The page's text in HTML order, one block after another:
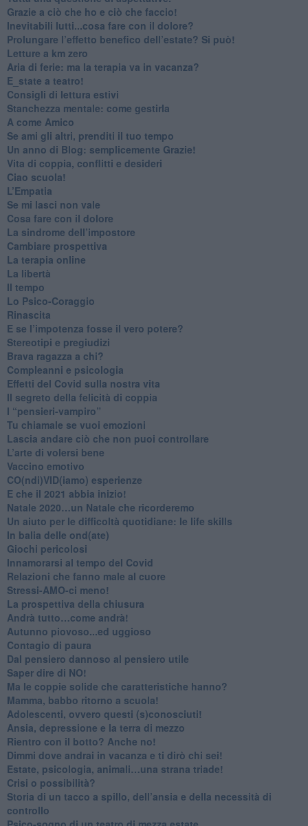
​Grazie a ciò che ho e ciò che faccio!
​Inevitabili lutti...cosa fare con il dolore?
Prolungare l’effetto benefico dell’estate? Si può!
​Letture a km zero
​Aria di ferie: ma la terapia va in vacanza?
​E_state a teatro!
​Consigli di lettura estivi
​Stanchezza mentale: come gestirla
​A come Amico
​Se ami gli altri, prenditi il tuo tempo
​Un anno di Blog: semplicemente Grazie!
​Vita di coppia, conflitti e desideri
​Ciao scuola!
​L’Empatia
​Se mi lasci non vale
Cosa fare con il dolore
​La sindrome dell’impostore
​Cambiare prospettiva
La terapia online
La libertà
​Il tempo
​Lo Psico-Coraggio
Rinascita
​E se l’impotenza fosse il vero potere?
Stereotipi e pregiudizi
​Brava ragazza a chi?
​Compleanni e psicologia
Effetti del Covid sulla nostra vita
Il segreto della felicità di coppia
​I “pensieri-vampiro”
​Tu chiamale se vuoi emozioni
​Lascia andare ciò che non puoi controllare
L’arte di volersi bene
​Vaccino emotivo
CO(ndi)VID(iamo) esperienze
​E che il 2021 abbia inizio!
​Natale 2020…un Natale che ricorderemo
Un aiuto per le difficoltà quotidiane: le life skills
​In balia delle ond(ate)
Giochi pericolosi
Innamorarsi al tempo del Covid
​Relazioni che fanno male al cuore
​Stressi-AMO-ci meno!
​La prospettiva della chiusura
​Andrà tutto…come andrà!
Autunno piovoso...ed uggioso
​Contagio di paura
​Dal pensiero dannoso al pensiero utile
​Saper dire di NO!
​Ma le coppie solide che caratteristiche hanno?
​Mamma, babbo ritorno a scuola!
Adolescenti, ovvero questi (s)conosciuti!
Ansia, depressione e la terra di mezzo
​Rientro con il botto? Anche no!
Dimmi dove andrai in vacanza e ti dirò chi sei!
​Estate, psicologia, animali…una strana triade!
​Crisi o possibilità?
​Storia di un tacco a spillo, dell’ansia e della necessità di
controllo